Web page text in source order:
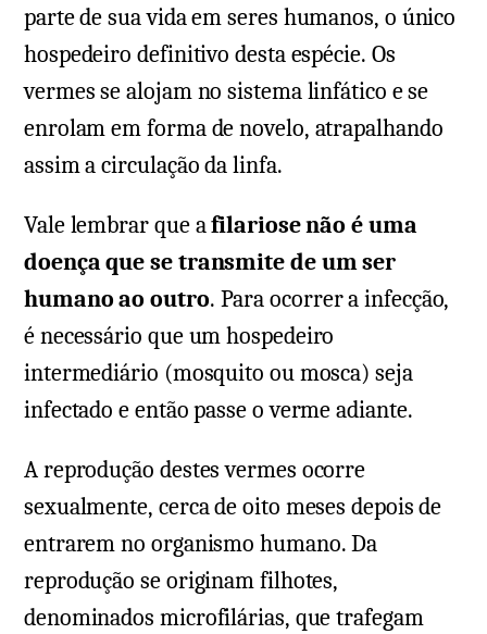
parte de sua vida em seres humanos, o único
hospedeiro definitivo desta espécie. Os
vermes se alojam no sistema linfático e se
enrolam em forma de novelo, atrapalhando
assim a circulação da linfa.
Vale lembrar que afilariose não é uma
doença que se transmite de um ser
humano ao outro. Para ocorrer a infecção,
é necessário que um hospedeiro
intermediário (mosquito ou mosca) seja
infectado e então passe o verme adiante.
A reprodução destes vermes ocorre
sexualmente, cerca de oito meses depois de
entrarem no organismo humano. Da
reprodução se originam filhotes,
denominados microfilárias, que trafegam